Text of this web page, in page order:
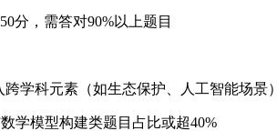
分，需答对90%以上题目
跨学科元素（如生态保护、人工智能场景）
学模型构建类题目占比或超40%